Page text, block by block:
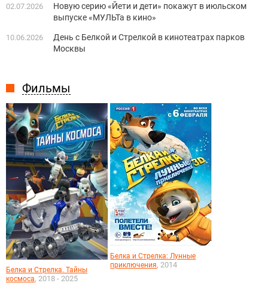
Фильмы
Белка и Стрелка. Тайны
космоса, 2018 - 2025
Белка и Стрелка: Лунные
приключения, 2014
02.07.2026
Новую серию «Йети и дети» покажут в июльском
выпуске «МУЛЬТа в кино»
10.06.2026
День с Белкой и Стрелкой в кинотеатрах парков
Москвы